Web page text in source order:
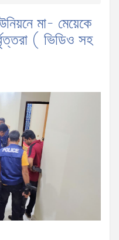
মা- মেয়েকে
( ভিডিও সহ